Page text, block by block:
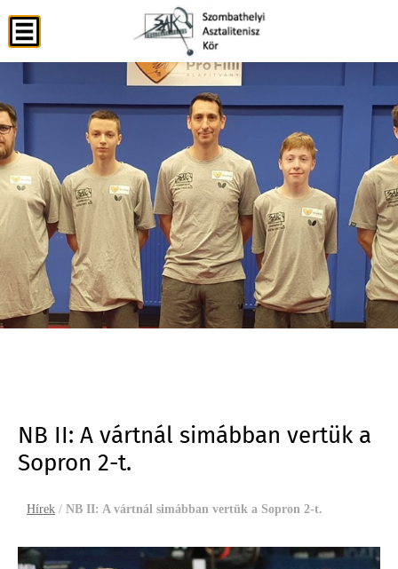
NB II: A vártnál simábban vertük a
Sopron 2-t.
Hírek / NB II: A vártnál simábban vertük a Sopron 2-t.